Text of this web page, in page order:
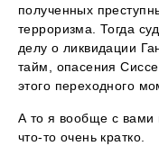
полученных
терроризма. Тогда
делу о ликвидации
тайм, опасения
этого переходного
А то я вообще с вами
что-то очень кратко.